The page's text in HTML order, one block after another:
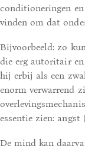
conditioneringen
vinden om dat
Bijvoorbeeld: zo
die erg autoritair
hij erbij als een
enorm verwarrend
essentie zien:
De mind kan